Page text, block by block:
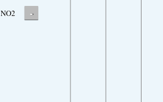
NO2 -